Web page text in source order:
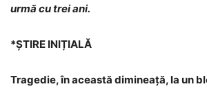
urmă cu trei ani.
*ȘTIRE INIȚIALĂ
Tragedie, în această dimineață, la un